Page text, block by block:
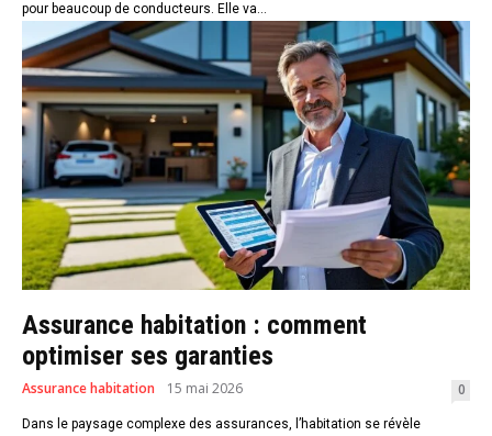
pour beaucoup de conducteurs. Elle va...
Assurance habitation : comment
optimiser ses garanties
Assurance habitation 15 mai 2026 0
Dans le paysage complexe des assurances, l’habitation se révèle